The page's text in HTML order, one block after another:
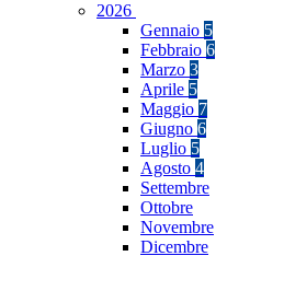
2026
Gennaio 5
Febbraio 6
Marzo 3
Aprile 5
Maggio 7
Giugno 6
Luglio 5
Agosto 4
Settembre
Ottobre
Novembre
Dicembre